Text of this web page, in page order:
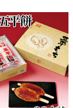
木 金
1 2
3
8 9
10
15 16
17
22 23
24
29 30 31